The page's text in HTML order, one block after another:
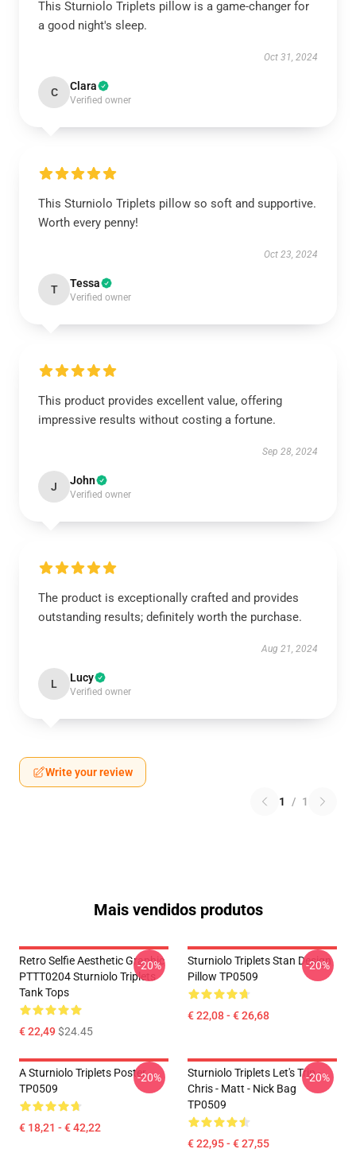
This Sturniolo Triplets pillow is a game-changer for
a good night's sleep.
Oct 31, 2024
C Clara
Verified owner
This Sturniolo Triplets pillow so soft and supportive.
Worth every penny!
Oct 23, 2024
T Tessa
Verified owner
This product provides excellent value, offering
impressive results without costing a fortune.
Sep 28, 2024
J John
Verified owner
The product is exceptionally crafted and provides
outstanding results; definitely worth the purchase.
Aug 21, 2024
L Lucy
Verified owner
Write your review
1 / 1
Mais vendidos produtos
Retro Selfie Aesthetic Graphic
PTTT0204 Sturniolo Triplets
Tank Tops
€ 22,49$24.45
-20%
Sturniolo Triplets Stan Design
Pillow TP0509
€ 22,08 - € 26,68
-20%
A Sturniolo Triplets Poster
TP0509
€ 18,21 - € 42,22
-20%
Sturniolo Triplets Let's Trip -
Chris - Matt - Nick Bag
TP0509
€ 22,95 - € 27,55
-20%